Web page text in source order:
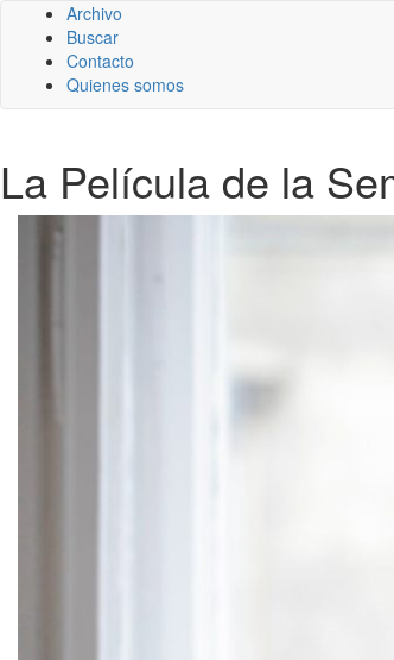
Archivo
Buscar
Contacto
Quienes somos
La Película de la